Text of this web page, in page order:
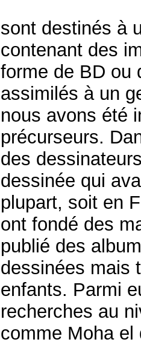
sont destinés à
contenant des
forme de BD ou
assimilés à un
nous avons été
précurseurs.
des
dessinée qui
plupart, soit en
ont fondé des
publié des
dessinées mais
enfants. Parmi
recherches au
comme Moha el